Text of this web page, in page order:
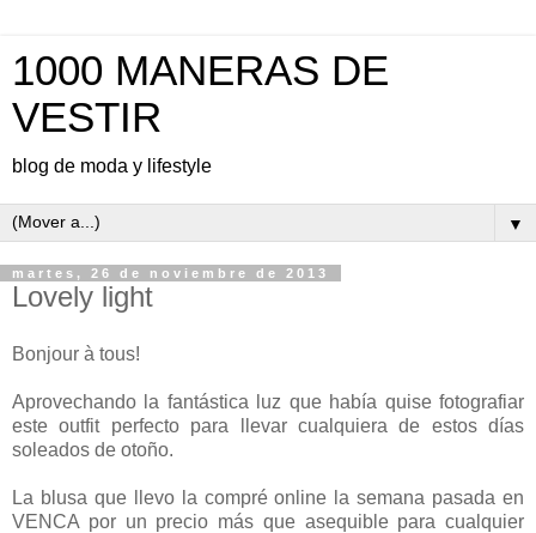
1000 MANERAS DE
VESTIR
blog de moda y lifestyle
▼
martes, 26 de noviembre de 2013
Lovely light
Bonjour à tous!
Aprovechando la fantástica luz que había quise fotografiar
este outfit perfecto para llevar cualquiera de estos días
soleados de otoño.
La blusa que llevo la compré online la semana pasada en
VENCA por un precio más que asequible para cualquier